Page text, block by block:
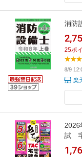
消防
25ポ
8/9
楽
試